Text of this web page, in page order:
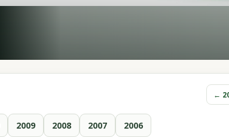
←
2009 2008 2007 2006